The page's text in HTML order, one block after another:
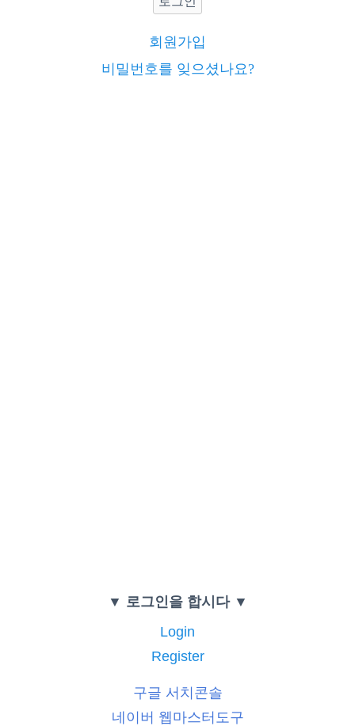
회원가입
비밀번호를 잊으셨나요?
▼ 로그인을 합시다 ▼
Login
Register
구글 서치콘솔
네이버 웹마스터도구